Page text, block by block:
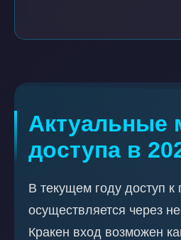
Актуальные
доступа в
В текущем году доступ
осуществляется через
Кракен вход возможен